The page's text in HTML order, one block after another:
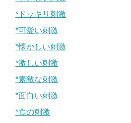
*ドッキリ刺激
*可愛い刺激
*懐かしい刺激
*激しい刺激
*素敵な刺激
*面白い刺激
*食の刺激